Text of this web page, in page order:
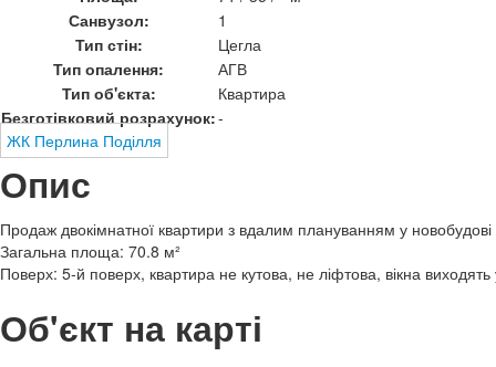
Санвузол:
1
Тип стін:
Цегла
Тип опалення:
АГВ
Тип об'єкта:
Квартира
Безготівковий розрахунок:-
ЖК Перлина Поділля
Опис
Продаж двокімнатної квартири з вдалим плануванням у
Загальна площа: 70.8 м²
Поверх: 5-й поверх, квартира не кутова, не ліфтова, вікна
Об'єкт на карті